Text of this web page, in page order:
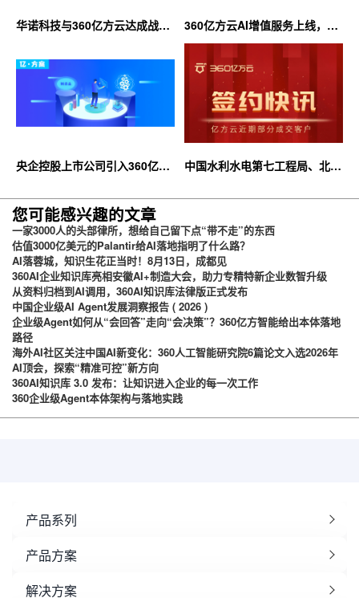
华诺科技与360亿方云达成战略
360亿方云AI增值服务上线，超
大限时优惠等你来！
央企控股上市公司引入360亿方
台
中国水利水电第七工程局、北京
您可能感兴趣的文章
一家3000人的头部律所，想给自己留下点“带不走”的东西
估值3000亿美元的Palantir给AI落地指明了什么路？
AI落蓉城，知识生花正当时！8月13日，成都见
360AI企业知识库亮相安徽AI+制造大会，助力专精特新企业数智升级
从资料归档到AI调用，360AI知识库法律版正式发布
中国企业级AI Agent发展洞察报告 ( 2026 )
企业级Agent如何从“会回答”走向“会决策”？360亿方智能给出本体落地
路径
海外AI社区关注中国AI新变化：360人工智能研究院6篇论文入选2026年
AI顶会，探索“精准可控”新方向
360AI知识库 3.0 发布：让知识进入企业的每一次工作
360企业级Agent本体架构与落地实践
产品系列
产品方案
解决方案